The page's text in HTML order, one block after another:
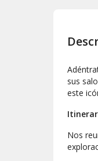
sus
este
Nos